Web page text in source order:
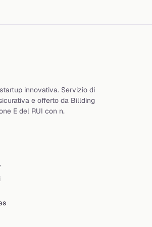
innovativa. Servizio di
e offerto da Billding
E del RUI con n.